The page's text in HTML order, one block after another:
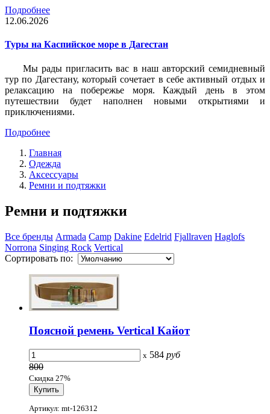
Подробнее
12.06.2026
Туры на Каспийское море в Дагестан
Мы рады пригласить вас в наш авторский семидневный
тур по Дагестану, который сочетает в себе активный отдых и
релаксацию на побережье моря. Каждый день в этом
путешествии будет наполнен новыми открытиями и
приключениями.
Подробнее
Главная
Одежда
Аксессуары
Ремни и подтяжки
Ремни и подтяжки
Все бренды Armada Camp Dakine Edelrid Fjallraven Haglofs
Norrona Singing Rock Vertical
Сортировать по:
Поясной ремень Vertical Кайот
x 584 руб
800
Скидка 27%
Артикул: mt-126312